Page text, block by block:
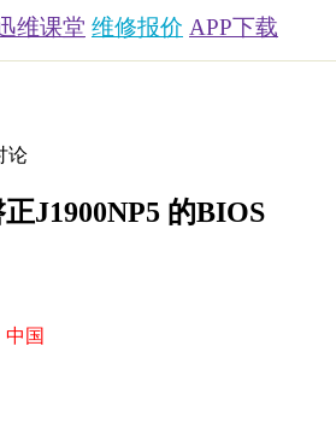
维课堂 维修报价 APP下载
论
J1900NP5 的BIOS
中国